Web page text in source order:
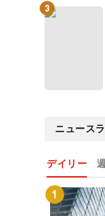
ニュース
デイリー